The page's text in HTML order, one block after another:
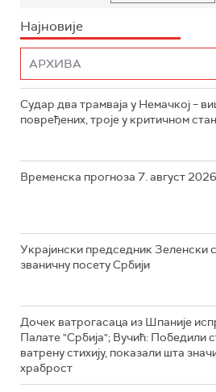
Најновије
Судар два трамваја у Немачкој –
повређених, троје у критичном
Временска прогноза 7. август
Украјински председник Зеленски
званичну посету Србији
Дочек ватрогасаца из Шпаније
Палате "Србија"; Вучић: Победили
ватрену стихију, показали шта
храброст